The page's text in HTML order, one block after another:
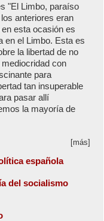
"El Limbo, paraíso
anteriores eran
esta ocasión es
en el Limbo. Esta es
la libertad de no
con
para
tan insuperable
pasar allí
la mayoría de
[más]
española
del socialismo